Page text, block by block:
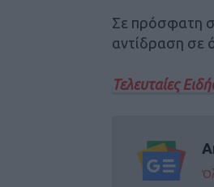
Σε πρόσφατη
αντίδραση
Τελευταίες